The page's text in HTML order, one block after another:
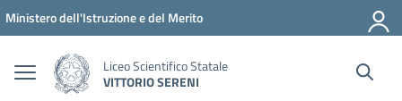
Vai ai contenuti
Vai al menu di navigazione
Vai al footer
Ministero dell'Istruzione e del Merito
Liceo Scientifico Statale
VITTORIO SERENI